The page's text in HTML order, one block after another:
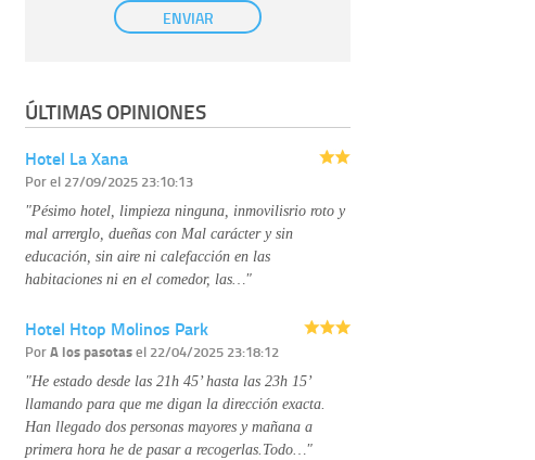
Publicidad: solo le enviaremos publicidad con su
autorización previa, que podrá facilitarnos
con su consentimiento previo, que podrá
facilitarnos mediante la casilla correspondiente
Destinatarios:
personal de nuestra entidad que esté
conocimiento de la información que le pedimos.
No se comunicarán datos a terceros.
Derechos: tiene derecho a saber qué
información tenemos sobre usted, corregirla y
eliminarla, tal y como se explica en la
página web.
Información complementaria:Puede consultar
tratamos sus datos en lapolítica de privacidad
ENVIAR
ÚLTIMAS OPINIONES
Hotel La Xana
Porel 27/09/2025 23:10:13
"Pésimo hotel, limpieza ninguna, inmovilisrio roto y
mal arrerglo, dueñas con Mal carácter y sin
educación, sin aire ni calefacción en las
habitaciones ni en el comedor, las…"
Hotel Htop Molinos Park
PorA los pasotasel 22/04/2025 23:18:12
"He estado desde las 21h 45’ hasta las 23h 15’
llamando para que me digan la dirección exacta.
Han llegado dos personas mayores y mañana a
primera hora he de pasar a recogerlas.Todo…"